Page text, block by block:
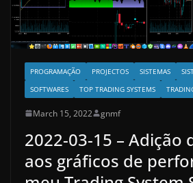
PROGRAMAÇÃO PROJECTOS SISTEMAS
SOFTWARES
TOP TRADING SYSTEMS
March 15, 2022 gnmf
2022-03-15 – Adição
aos gráficos de